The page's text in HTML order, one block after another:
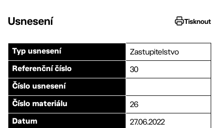
Usnesení Tisknout
Typ usnesení Zastupitelstvo
Referenční číslo 30
Číslo usnesení
Číslo materiálu 26
Datum 27.06.2022